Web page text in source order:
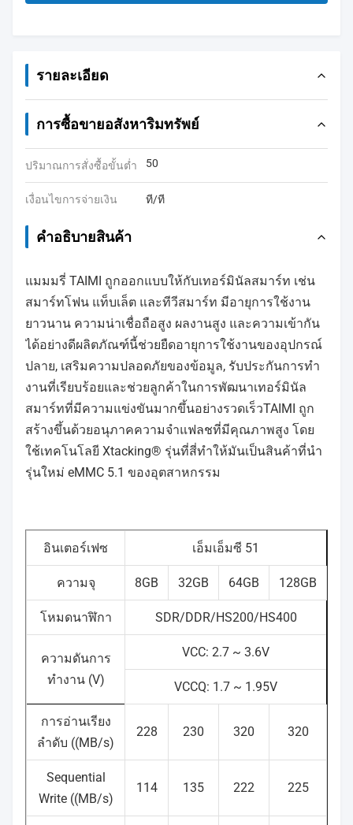
รายละเอียด
การซื้อขายอสังหาริมทรัพย์
ปริมาณการสั่งซื้อขั้นต่ำ 50
เงื่อนไขการจ่ายเงิน ที/ที
คําอธิบายสินค้า
แมมมรี่ TAIMI ถูกออกแบบให้กับเทอร์มินัลสมาร์ท เช่น
สมาร์ทโฟน แท็บเล็ต และทีวีสมาร์ท มีอายุการใช้งาน
ยาวนาน ความน่าเชื่อถือสูง ผลงานสูง และความเข้ากัน
ได้อย่างดีผลิตภัณฑ์นี้ช่วยยืดอายุการใช้งานของอุปกรณ์
ปลาย, เสริมความปลอดภัยของข้อมูล, รับประกันการทํา
งานที่เรียบร้อยและช่วยลูกค้าในการพัฒนาเทอร์มินัล
สมาร์ทที่มีความแข่งขันมากขึ้นอย่างรวดเร็วTAIMI ถูก
สร้างขึ้นด้วยอนุภาคความจําแฟลชที่มีคุณภาพสูง โดย
ใช้เทคโนโลยี Xtacking® รุ่นที่สี่ทําให้มันเป็นสินค้าที่นํา
รุ่นใหม่ eMMC 5.1 ของอุตสาหกรรม
อินเตอร์เฟซ เอ็มเอ็มซี 51
ความจุ 8GB 32GB 64GB 128GB
โหมดนาฬิกา SDR/DDR/HS200/HS400
ความดันการ
ทํางาน (V)
VCC: 2.7 ~ 3.6V
VCCQ: 1.7 ~ 1.95V
การอ่านเรียง
ลําดับ ((MB/s)
228 230 320 320
Sequential
Write ((MB/s)
114 135 222 225